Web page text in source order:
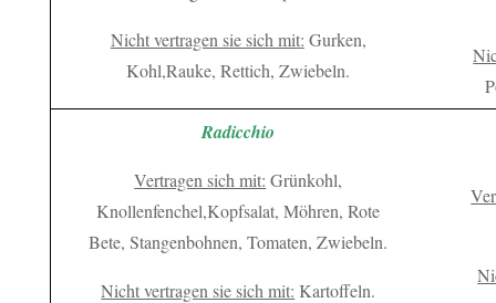
Nicht vertragen sie sich mit: Gurken,
Kohl,Rauke, Rettich, Zwiebeln.
Radicchio
Vertragen sich mit: Grünkohl,
Knollenfenchel,Kopfsalat, Möhren, Rote
Bete, Stangenbohnen, Tomaten, Zwiebeln.
Nicht vertragen sie sich mit: Kartoffeln.